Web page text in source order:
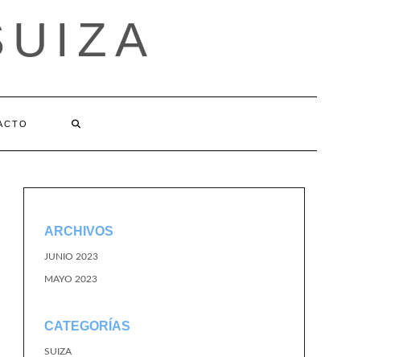
ARCHIVOS
JUNIO 2023
MAYO 2023
CATEGORÍAS
SUIZA